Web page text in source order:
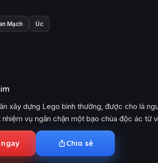
Mạch Úc
xây dựng Lego bình thường, được cho là
nhiệm vụ ngăn chặn một bạo chúa độc ác từ
Chia sẻ